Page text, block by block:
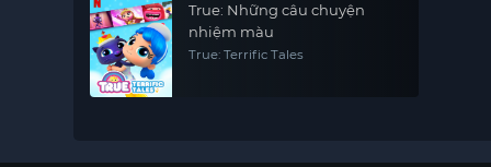
True: Những câu chuyện
nhiệm màu
True: Terrific Tales